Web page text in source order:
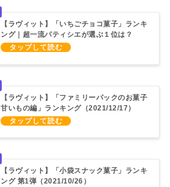
【ラヴィット】「いちごチョコ菓子」ランキ
ング｜超一流パティシエが選ぶ１位は？
（2021/12/22）
【ラヴィット】「ファミリーパックのお菓子
甘いもの編」ランキング（2021/12/17）
【ラヴィット】「小袋スナック菓子」ランキ
ング 第1弾（2021/10/26）